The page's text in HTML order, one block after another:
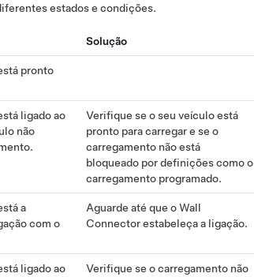
estados e condições.
Solução
pronto
ligado ao
não
Verifique se o seu veículo está
pronto para carregar e se o
carregamento não está
bloqueado por definições como o
carregamento programado.
a
com o
Aguarde até que o Wall
Connector estabeleça a ligação.
ligado ao
Verifique se o carregamento não